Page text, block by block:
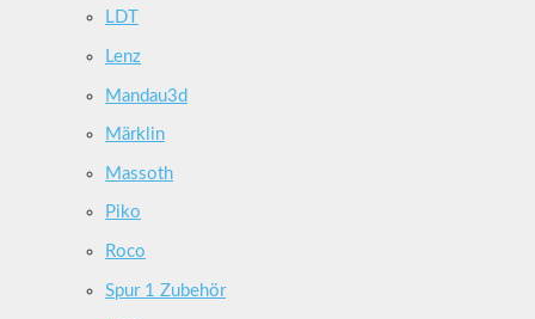
LDT
Lenz
Mandau3d
Märklin
Massoth
Piko
Roco
Spur 1 Zubehör